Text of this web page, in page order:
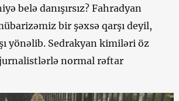
belə danışırsız? Fahradyan
bir şəxsə qarşı deyil,
yönəlib. Sedrakyan kimiləri öz
normal rəftar